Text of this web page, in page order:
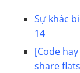
Sự khác
14
[Code
share